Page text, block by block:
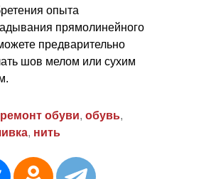
опыта
прямолинейного
предварительно
шов мелом или сухим
ремонт обуви, обувь,
, нить